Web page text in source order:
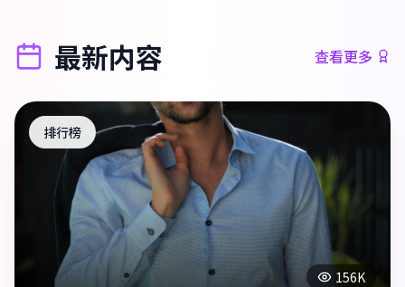
最新内容 查看更多
排行榜
156K